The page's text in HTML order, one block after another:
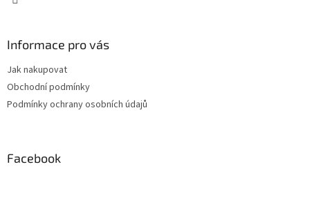
Informace pro vás
Jak nakupovat
Obchodní podmínky
Podmínky ochrany osobních údajů
Facebook